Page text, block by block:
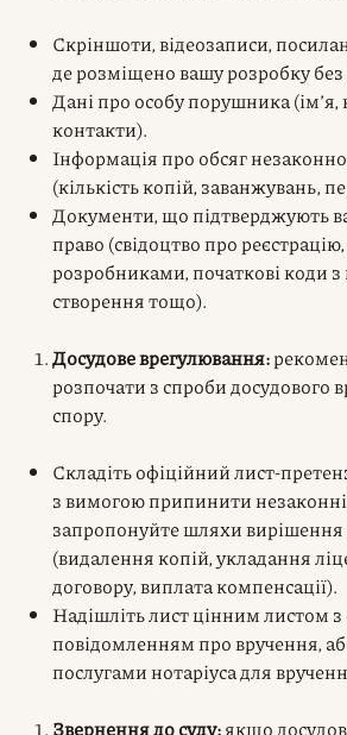
Скріншоти, відеозаписи,
де розміщено вашу розробку без
Дані про особу порушника (ім’я,
контакти).
Інформація про обсяг
(кількість копій, заванжувань,
Документи, що підтверджують
право (свідоцтво про
розробниками, початкові коди
створення тощо).
Досудове врегулювання:
розпочати з спроби досудового
спору.
Складіть офіційний лист-
з вимогою припинити незаконні
запропонуйте шляхи вирішення
(видалення копій, укладання
договору, виплата компенсації).
Надішліть лист цінним листом
повідомленням про вручення,
послугами нотаріуса для
Звернення до суду:якщо